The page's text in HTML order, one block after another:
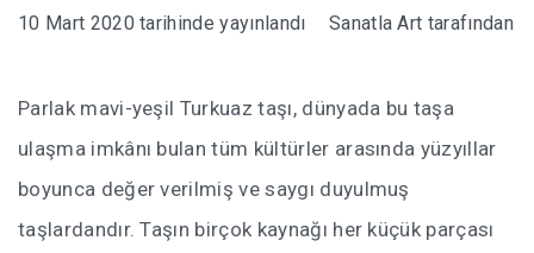
10 Mart 2020 tarihinde yayınlandı Sanatla Art tarafından
Parlak mavi-yeşil Turkuaz taşı, dünyada bu taşa
ulaşma imkânı bulan tüm kültürler arasında yüzyıllar
boyunca değer verilmiş ve saygı duyulmuş
taşlardandır. Taşın birçok kaynağı her küçük parçası